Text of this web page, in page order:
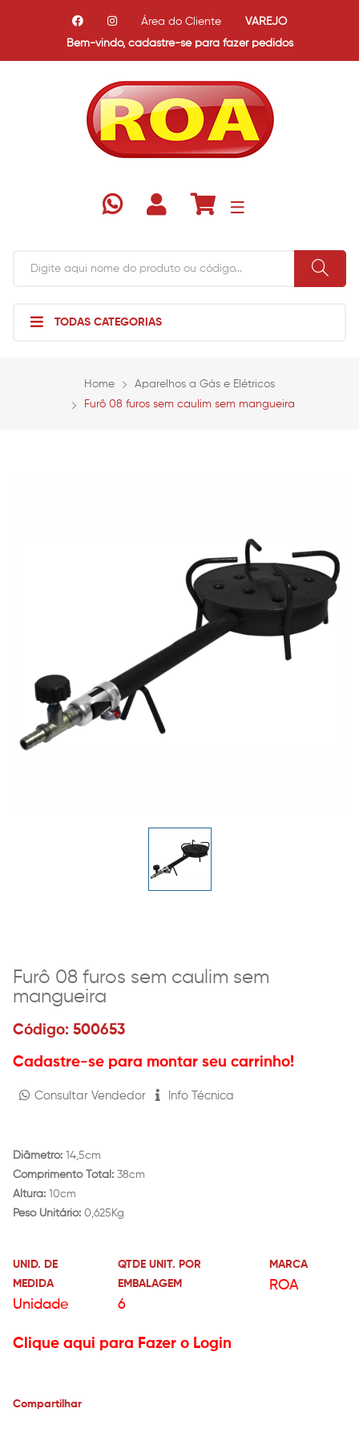
Bem-vindo, cadastre-se para fazer pedidos
Área do Cliente VAREJO
TODAS CATEGORIAS
Home
Aparelhos a Gás e Elétricos
Furô 08 furos sem caulim sem mangueira
Furô 08 furos sem caulim sem
mangueira
Código: 500653
Cadastre-se para montar seu carrinho!
Consultar Vendedor Info Técnica
Diâmetro: 14,5cm
Comprimento Total: 38cm
Altura: 10cm
Peso Unitário: 0,625Kg
UNID. DE
MEDIDA
Unidade
QTDE UNIT. POR
EMBALAGEM
6
MARCA
ROA
Clique aqui para Fazer o Login
Compartilhar